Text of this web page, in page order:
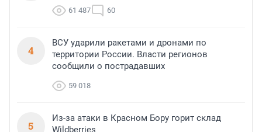
61 487 60
4
ВСУ ударили ракетами и дронами по
территории России. Власти регионов
сообщили о пострадавших
59 018
5
Из-за атаки в Красном Бору горит склад
Wildberries